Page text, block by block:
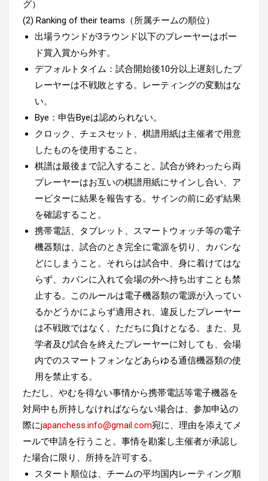
グ）
(2) Ranking of their teams（所属チームの順位）
出場ラウンドが3ラウンド以下のプレーヤーはボー
ド賞入賞から外す。
デフォルトタイム：試合開始後10分以上遅刻したプ
レーヤーは不戦敗とする。レーティングの変動はな
い。
Bye：申告Byeは認められない。
クロック、チェスセット、棋譜用紙は主催者で用意
したものを使用すること。
棋譜は最後まで記入すること。試合が終わったら両
プレーヤーはお互いの棋譜用紙にサインし合い、ア
ービターに結果を報告する。サインの前に必ず結果
を確認すること。
携帯電話、タブレット、スマートウォッチ等の電子
機器類は、試合のとき完全に電源を切り、カバンな
どにしまうこと。それらは試合中、身に着けてはな
らず、カバンに入れて会場の外へ持ち出すことも禁
止する。このルールは電子機器類の電源が入ってい
るかどうかによらず適用され、違反したプレーヤー
は不戦敗ではなく、ただちに負けとなる。また、見
学者及び試合を終えたプレーヤーに対しても、会場
内でのスマートフォンなどあらゆる通信機器類の使
用を禁止する。
ただし、やむを得ない事情から携帯電話等電子機器を
対局中も所持しなければならない場合は、参加申込の
際にjapanchess.info@gmail.com宛に、理由を添えてメ
ールで申請を行うこと。事情を勘案し主催者が承認し
た場合に限り、所持を許可する。
スタート順位は、チームの平均国内レーティング順